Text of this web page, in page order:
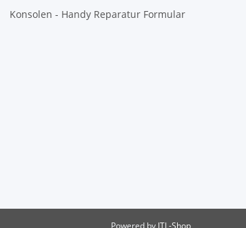
Konsolen - Handy Reparatur Formular